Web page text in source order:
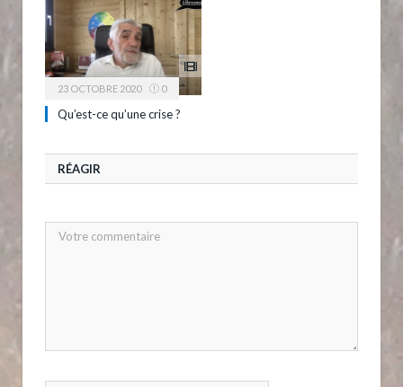
23 OCTOBRE 2020 0
Qu’est-ce qu’une crise ?
RÉAGIR